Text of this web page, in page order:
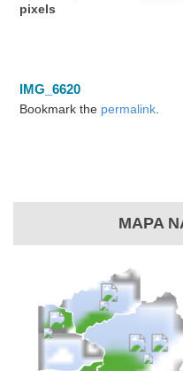
pixels
IMG_6620
Bookmark the permalink.
MAPA